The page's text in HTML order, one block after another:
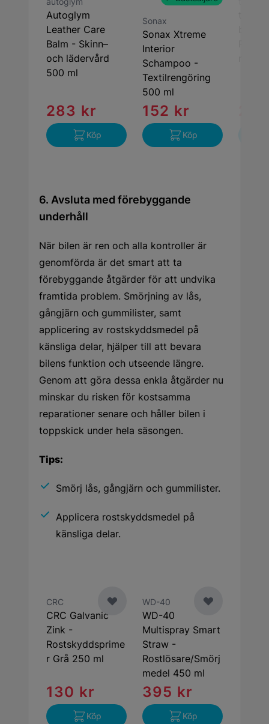
Autoglym
Leather Care
Balm - Skinn–
och lädervård
500 ml
283 kr
Köp
Sonax
Sonax Xtreme
Interior
Schampoo -
Textilrengöring
500 ml
152 kr
Köp
6. Avsluta med förebyggande
underhåll
När bilen är ren och alla kontroller är
genomförda är det smart att ta
förebyggande åtgärder för att undvika
framtida problem. Smörjning av lås,
gångjärn och gummilister, samt
applicering av rostskyddsmedel på
känsliga delar, hjälper till att bevara
bilens funktion och utseende längre.
Genom att göra dessa enkla åtgärder nu
minskar du risken för kostsamma
reparationer senare och håller bilen i
toppskick under hela säsongen.
Tips:
Smörj lås, gångjärn och gummilister.
Applicera rostskyddsmedel på
känsliga delar.
CRC
CRC Galvanic
Zink -
Rostskyddsprime
r Grå 250 ml
130 kr
Köp
WD-40
WD-40
Multispray Smart
Straw -
Rostlösare/Smörj
medel 450 ml
395 kr
Köp